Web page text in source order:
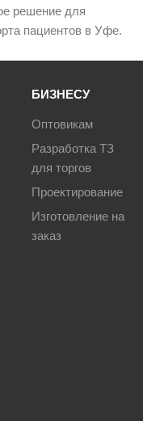
решение для
пациентов в Уфе.
БИЗНЕСУ
Оптовикам
Разработка ТЗ
для торгов
Проектирование
Изготовление на
заказ